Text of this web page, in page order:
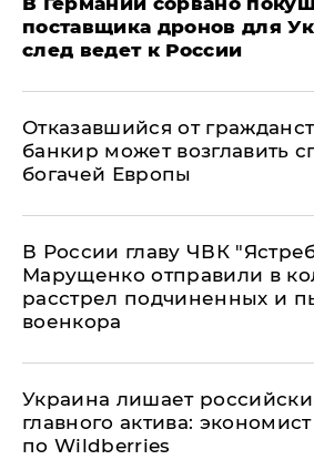
поставщика дронов для
след ведет к России
Отказавшийся от
банкир может возглавить
богачей Европы
В России главу ЧВК
Марущенко отправили в
расстрел подчиненных и
военкора
​Украина лишает
главного актива:
по Wildberries